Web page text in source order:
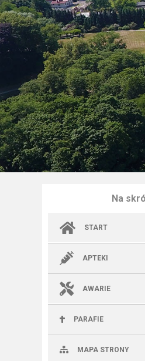
Na
START
APTEKI
AWARIE
PARAFIE
MAPA STRONY